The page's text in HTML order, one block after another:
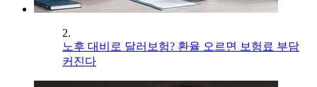
2.
노후 대비로 달러보험? 환율 오르면 보험료 부담
커진다